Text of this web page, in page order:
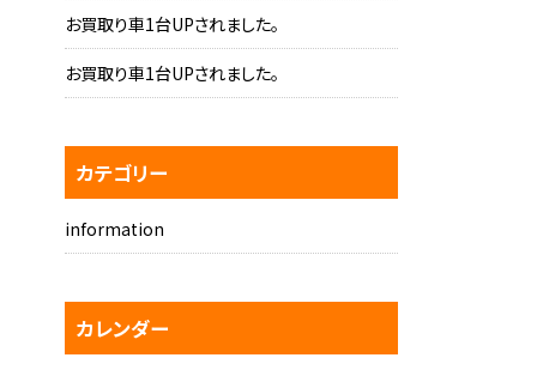
お買取り車1台UPされました。
お買取り車1台UPされました。
カテゴリー
information
カレンダー